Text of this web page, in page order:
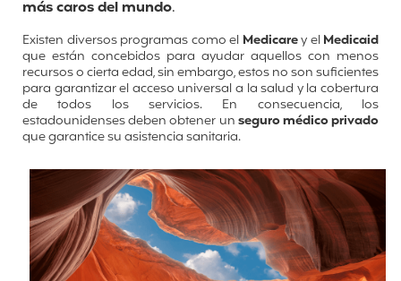
más caros del mundo.
Existen diversos programas como el Medicarey elMedicaid
que están concebidos para ayudar aquellos con menos
recursos o cierta edad, sin embargo, estos no son suficientes
para garantizar el acceso universal a la salud y la cobertura
de todos los servicios. En consecuencia, los
estadounidenses deben obtener unseguro médico privado
que garantice su asistencia sanitaria.